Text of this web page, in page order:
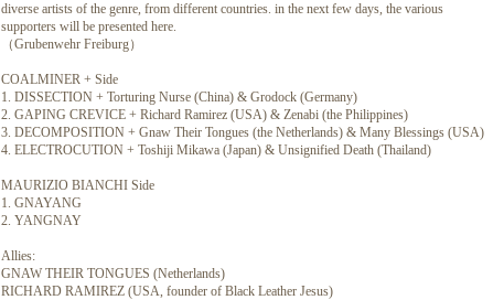
diverse artists of the genre, from different countries. in the next few days, the various
supporters will be presented here.
（Grubenwehr Freiburg）
COALMINER + Side
1. DISSECTION + Torturing Nurse (China) & Grodock (Germany)
2. GAPING CREVICE + Richard Ramirez (USA) & Zenabi (the Philippines)
3. DECOMPOSITION + Gnaw Their Tongues (the Netherlands) & Many Blessings (USA)
4. ELECTROCUTION + Toshiji Mikawa (Japan) & Unsignified Death (Thailand)
MAURIZIO BIANCHI Side
1. GNAYANG
2. YANGNAY
Allies:
GNAW THEIR TONGUES (Netherlands)
RICHARD RAMIREZ (USA, founder of Black Leather Jesus)